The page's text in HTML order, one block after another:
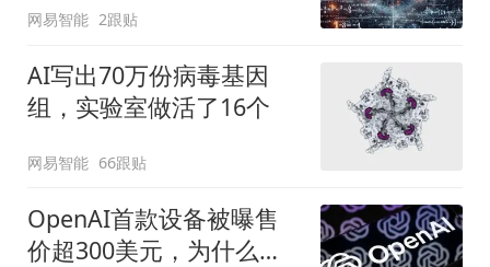
网易智能 2跟贴
AI写出70万份病毒基因
组，实验室做活了16个
网易智能 66跟贴
OpenAI首款设备被曝售
价超300美元，为什么先